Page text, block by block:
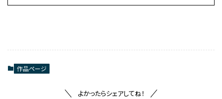
作品ページ
よかったらシェアしてね！